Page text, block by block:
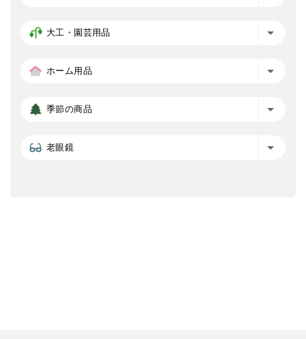
大工・園芸用品
ホーム用品
季節の商品
老眼鏡